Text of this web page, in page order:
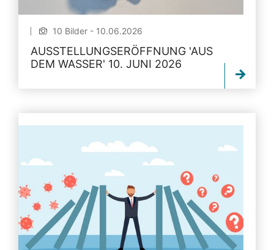
10 Bilder - 10.06.2026
AUSSTELLUNGSERÖFFNUNG 'AUS
DEM WASSER' 10. JUNI 2026